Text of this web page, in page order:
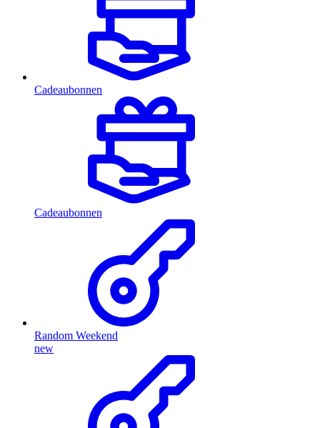
Cadeaubonnen
Cadeaubonnen
Random Weekend
new